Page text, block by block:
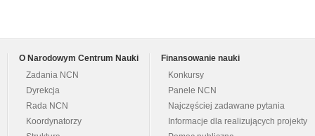
O Narodowym Centrum Nauki
Zadania NCN
Dyrekcja
Rada NCN
Koordynatorzy
Finansowanie nauki
Konkursy
Panele NCN
Najczęściej zadawane pytania
Informacje dla realizujących projekty